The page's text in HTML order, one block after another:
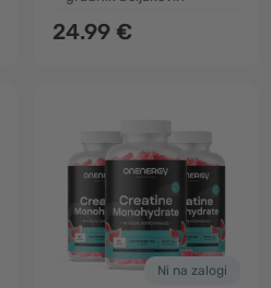
24.99 €
Ni na zalogi